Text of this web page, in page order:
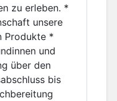
zu erleben. *
unsere
Produkte *
und
über den
bis